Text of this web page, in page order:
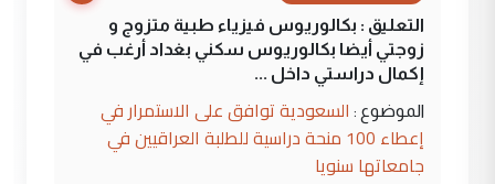
التعليق : بكالوريوس فيزياء طبية متزوج و
زوجتي أيضا بكالوريوس سكني بغداد أرغب في
إكمال دراستي داخل ...
الموضوع : السعودية توافق على الاستمرار في
إعطاء 100 منحة دراسية للطلبة العراقيين في
جامعاتها سنويا